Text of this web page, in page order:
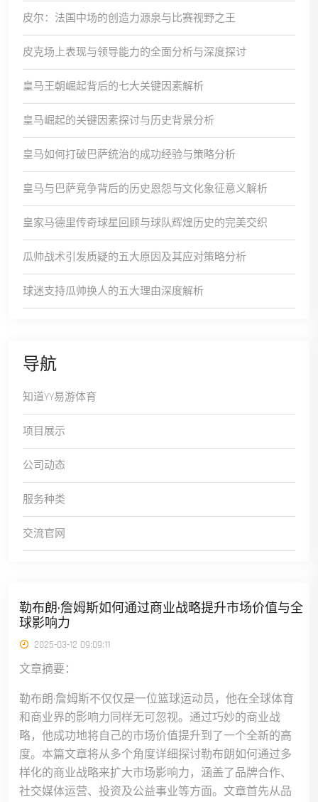
皮尔：法国中场的创造力源泉与比赛视野之王
皮克场上表现与领导能力的全面分析与深度探讨
皇马王朝崛起背后的七大关键因素解析
皇马崛起的关键因素探讨与历史背景分析
皇马如何打破巴萨统治的成功经验与策略分析
皇马与巴萨竞争背后的历史恩怨与文化象征意义解析
皇家马德里传奇球星回顾与球队辉煌历史的完美交织
瓜帅战术引发质疑的五大原因及其应对策略分析
球迷支持瓜帅换人的五大理由深度解析
导航
知道YY易游体育
项目展示
公司动态
服务种类
交流官网
勒布朗·詹姆斯如何通过商业战略提升市场价值与全
球影响力
2025-03-12 09:09:11
文章摘要：
勒布朗·詹姆斯不仅仅是一位篮球运动员，他在全球体育
和商业界的影响力同样无可忽视。通过巧妙的商业战
略，他成功地将自己的市场价值提升到了一个全新的高
度。本篇文章将从多个角度详细探讨勒布朗如何通过多
样化的商业战略来扩大市场影响力，涵盖了品牌合作、
社交媒体运营、投资及公益事业等方面。文章首先从品